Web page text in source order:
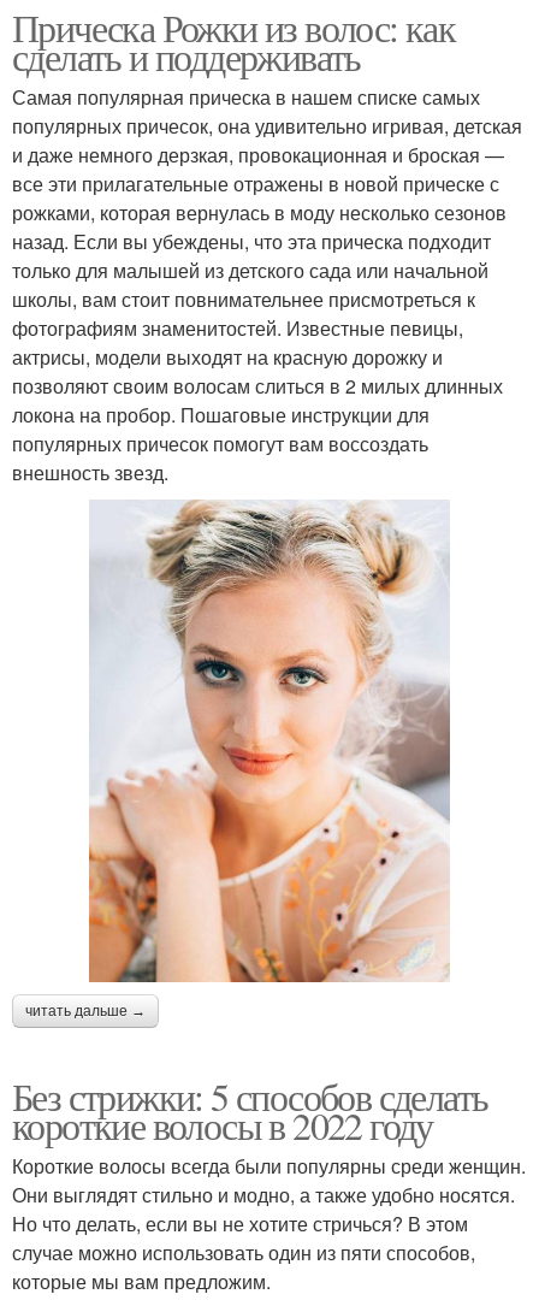
Прическа Рожки из волос: как
сделать и поддерживать
Самая популярная прическа в нашем списке самых
популярных причесок, она удивительно игривая, детская
и даже немного дерзкая, провокационная и броская —
все эти прилагательные отражены в новой прическе с
рожками, которая вернулась в моду несколько сезонов
назад. Если вы убеждены, что эта прическа подходит
только для малышей из детского сада или начальной
школы, вам стоит повнимательнее присмотреться к
фотографиям знаменитостей. Известные певицы,
актрисы, модели выходят на красную дорожку и
позволяют своим волосам слиться в 2 милых длинных
локона на пробор. Пошаговые инструкции для
популярных причесок помогут вам воссоздать
внешность звезд.
читать дальше →
Без стрижки: 5 способов сделать
короткие волосы в 2022 году
Короткие волосы всегда были популярны среди женщин.
Они выглядят стильно и модно, а также удобно носятся.
Но что делать, если вы не хотите стричься? В этом
случае можно использовать один из пяти способов,
которые мы вам предложим.